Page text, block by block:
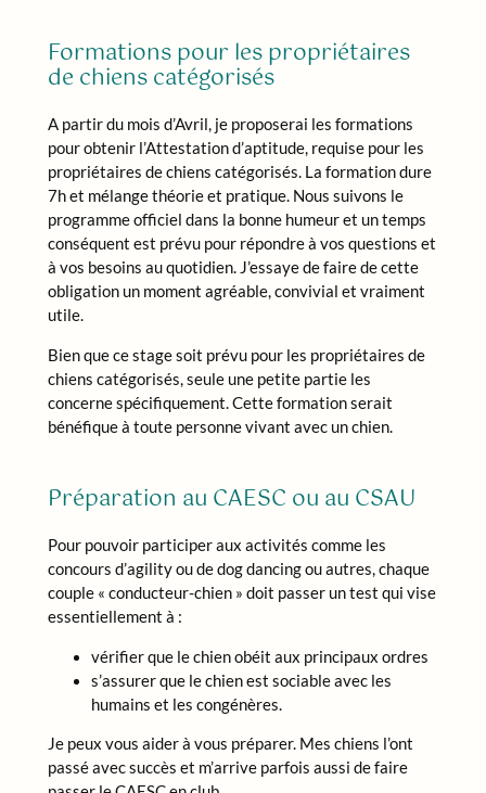
Formations pour les propriétaires
de chiens catégorisés
A partir du mois d’Avril, je proposerai les formations
pour obtenir l’Attestation d’aptitude, requise pour les
propriétaires de chiens catégorisés. La formation dure
7h et mélange théorie et pratique. Nous suivons le
programme officiel dans la bonne humeur et un temps
conséquent est prévu pour répondre à vos questions et
à vos besoins au quotidien. J’essaye de faire de cette
obligation un moment agréable, convivial et vraiment
utile.
Bien que ce stage soit prévu pour les propriétaires de
chiens catégorisés, seule une petite partie les
concerne spécifiquement. Cette formation serait
bénéfique à toute personne vivant avec un chien.
Préparation au CAESC ou au CSAU
Pour pouvoir participer aux activités comme les
concours d’agility ou de dog dancing ou autres, chaque
couple « conducteur-chien » doit passer un test qui vise
essentiellement à :
vérifier que le chien obéit aux principaux ordres
s’assurer que le chien est sociable avec les
humains et les congénères.
Je peux vous aider à vous préparer. Mes chiens l’ont
passé avec succès et m’arrive parfois aussi de faire